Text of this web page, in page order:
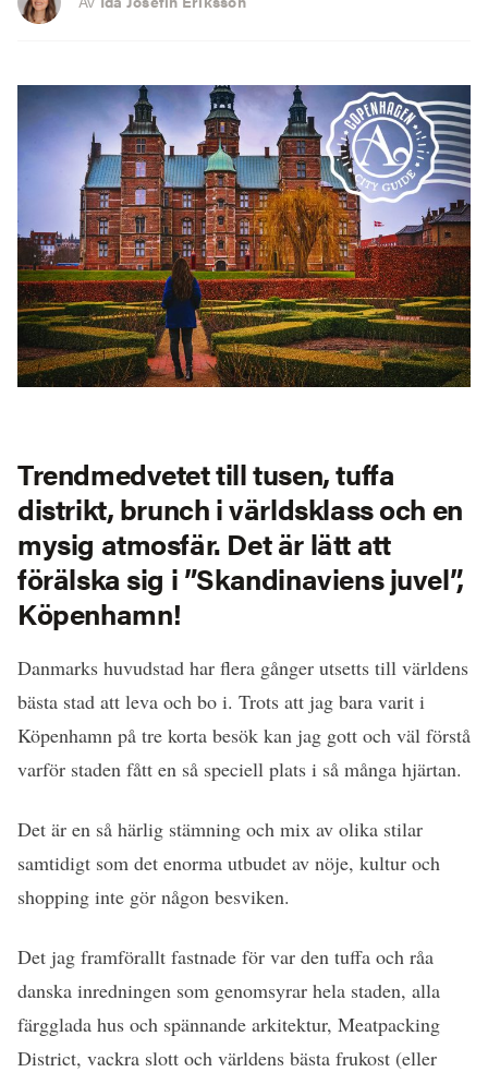
Trendmedvetet till tusen, tuffa
distrikt, brunch i världsklass och en
mysig atmosfär. Det är lätt att
förälska sig i ”Skandinaviens juvel”,
Köpenhamn!
Danmarks huvudstad har flera gånger utsetts till världens
bästa stad att leva och bo i. Trots att jag bara varit i
Köpenhamn på tre korta besök kan jag gott och väl förstå
varför staden fått en så speciell plats i så många hjärtan.
Det är en så härlig stämning och mix av olika stilar
samtidigt som det enorma utbudet av nöje, kultur och
shopping inte gör någon besviken.
Det jag framförallt fastnade för var den tuffa och råa
danska inredningen som genomsyrar hela staden, alla
färgglada hus och spännande arkitektur, Meatpacking
District, vackra slott och världens bästa frukost (eller